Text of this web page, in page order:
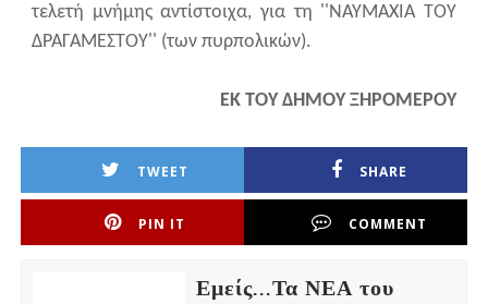
τελετή μνήμης αντίστοιχα, για τη ''ΝΑΥΜΑΧΙΑ ΤΟΥ
ΔΡΑΓΑΜΕΣΤΟΥ'' (των πυρπολικών).
ΕΚ ΤΟΥ ΔΗΜΟΥ ΞΗΡΟΜΕΡΟΥ
TWEET SHARE
PIN IT COMMENT
Εμείς...Τα ΝΕΑ του